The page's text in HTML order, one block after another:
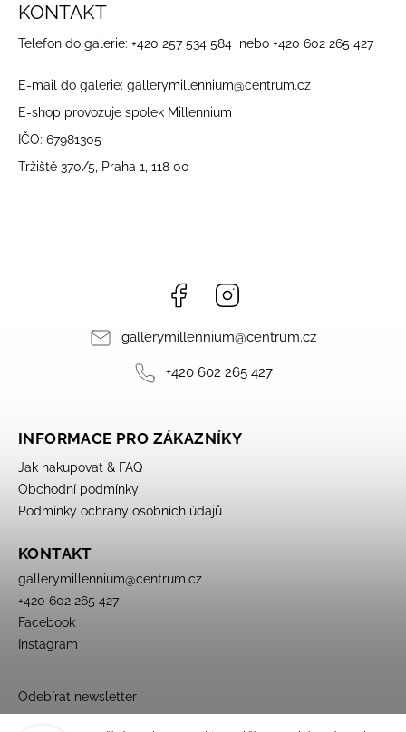
KONTAKT
Telefon do galerie: +420 257 534 584 nebo +420 602 265 427
E-mail do galerie: gallerymillennium@centrum.cz
E-shop provozuje spolek Millennium
IČO: 67981305
Tržiště 370/5, Praha 1, 118 00
Facebook
gallerymillennium@centrum.cz
+420 602 265 427
INFORMACE PRO ZÁKAZNÍKY
Jak nakupovat & FAQ
Obchodní podmínky
Podmínky ochrany osobních údajů
KONTAKT
gallerymillennium@centrum.cz
+420 602 265 427
Facebook
Instagram
Odebírat newsletter